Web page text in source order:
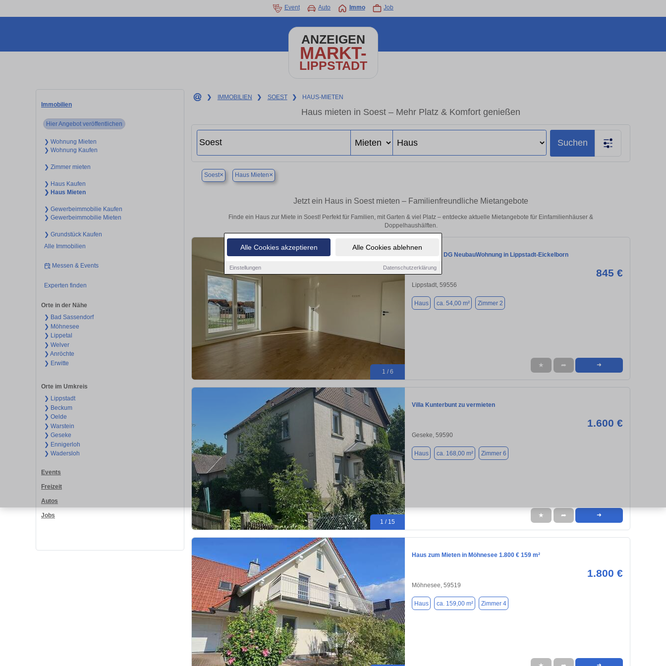
Alle Cookies akzeptieren Alle Cookies ablehnen
Einstellungen Datenschutzerklärung
Event Auto Immo Job
ANZEIGEN
MARKT-
LIPPSTADT
Immobilien
Hier Angebot veröffentlichen
❯ Wohnung Mieten
❯ Wohnung Kaufen
❯ Zimmer mieten
❯ Haus Kaufen
❯ Haus Mieten
❯ Gewerbeimmobilie Kaufen
❯ Gewerbeimmobilie Mieten
❯ Grundstück Kaufen
Alle Immobilien
Messen & Events
Experten finden
Orte in der Nähe
❯ Bad Sassendorf
❯ Möhnesee
❯ Lippetal
❯ Welver
❯ Anröchte
❯ Erwitte
Orte im Umkreis
❯ Lippstadt
❯ Beckum
❯ Oelde
❯ Warstein
❯ Geseke
❯ Ennigerloh
❯ Wadersloh
Events
Freizeit
Autos
Jobs
❯ IMMOBILIEN ❯ SOEST ❯ HAUS-MIETEN
Haus mieten in Soest – Mehr Platz & Komfort genießen
Suchen
Soest× Haus Mieten×
Jetzt ein Haus in Soest mieten – Familienfreundliche Mietangebote
Finde ein Haus zur Miete in Soest! Perfekt für Familien, mit Garten & viel Platz – entdecke aktuelle Mietangebote für Einfamilienhäuser &
Doppelhaushälften.
1 / 6
Penthouse DG NeubauWohnung in Lippstadt-Eickelborn
845 €
Lippstadt, 59556
Haus ca. 54,00 m² Zimmer 2
★ ➦ ➜
1 / 15
Villa Kunterbunt zu vermieten
1.600 €
Geseke, 59590
Haus ca. 168,00 m² Zimmer 6
★ ➦ ➜
Haus zum Mieten in Möhnesee 1.800 € 159 m²
1.800 €
Möhnesee, 59519
Haus ca. 159,00 m² Zimmer 4